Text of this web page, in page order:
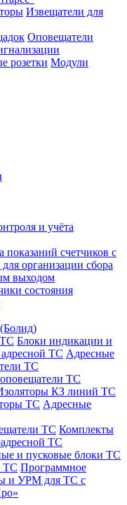
Извещатели для
Оповещатели
розетки Модули
и учёта
счетчиков с
организации сбора
выходом
состояния
Блоки индикации и
ТС Адресные
ТС
ТС
КЗ линий ТС
ТС Адресные
ТС Комплекты
ТС
и пусковые блоки ТС
ТС Программное
и УРМ для ТС с